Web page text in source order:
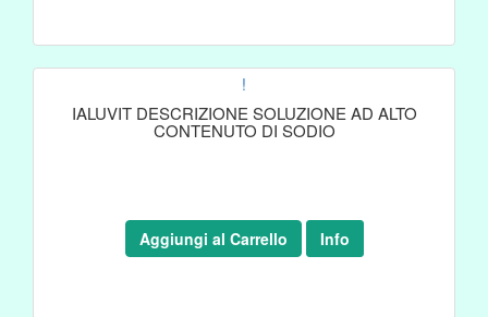
!
IALUVIT DESCRIZIONE SOLUZIONE AD ALTO
CONTENUTO DI SODIO
Aggiungi al Carrello Info